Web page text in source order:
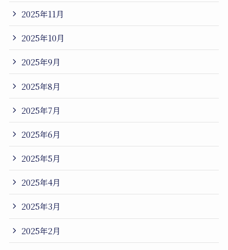
2025年11月
2025年10月
2025年9月
2025年8月
2025年7月
2025年6月
2025年5月
2025年4月
2025年3月
2025年2月